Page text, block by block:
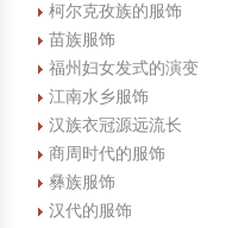
柯尔克孜族的服饰
苗族服饰
福州妇女发式的演变
江南水乡服饰
汉族衣冠源远流长
商周时代的服饰
彝族服饰
汉代的服饰